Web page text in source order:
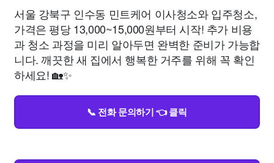
서울 강북구 인수동 민트케어 이사청소와 입주청소,
가격은 평당 13,000~15,000원부터 시작! 추가 비용
과 청소 과정을 미리 알아두면 완벽한 준비가 가능합
니다. 깨끗한 새 집에서 행복한 거주를 위해 꼭 확인
하세요! 🏡✨
📞 전화 문의하기 👈 클릭